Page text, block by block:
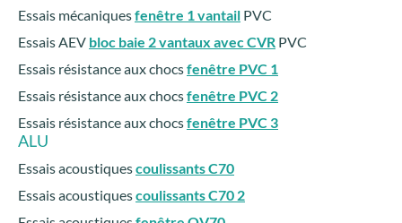
Essais mécaniquesfenêtre 1 vantail PVC
Essais AEV bloc baie 2 vantaux avec CVR PVC
Essais résistance aux chocsfenêtre PVC 1
Essais résistance aux chocsfenêtre PVC 2
Essais résistance aux chocsfenêtre PVC 3
ALU
Essais acoustiquescoulissants C70
Essais acoustiquescoulissants C70 2